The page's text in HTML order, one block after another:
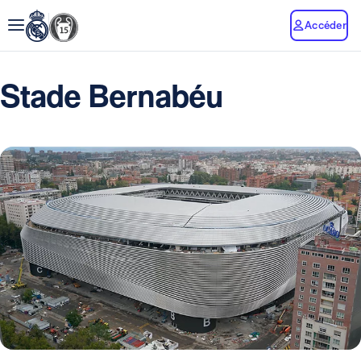
Accéder
Stade Bernabéu